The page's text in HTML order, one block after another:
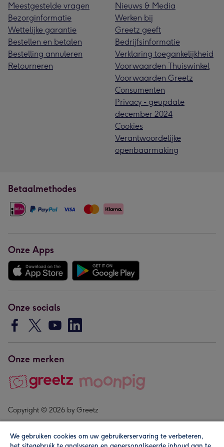
Meestgestelde vragen
Bezorginformatie
Wettelijke garantie
Bestellen en betalen
Bestelling annuleren
Retourneren
Nieuws & Media
Werken bij
Greetz geeft
Bedrijfsinformatie
Verklaring toegankelijkheid
Voorwaarden Thuiswinkel
Voorwaarden Greetz
Consumenten
Privacy - geupdate
december 2024
Cookies
Verantwoordelijke
openbaarmaking
Betaalmethodes
Onze Apps
Onze socials
Onze merken
Copyright © 2026 by Greetz
We gebruiken cookies om uw gebruikerservaring te verbeteren,